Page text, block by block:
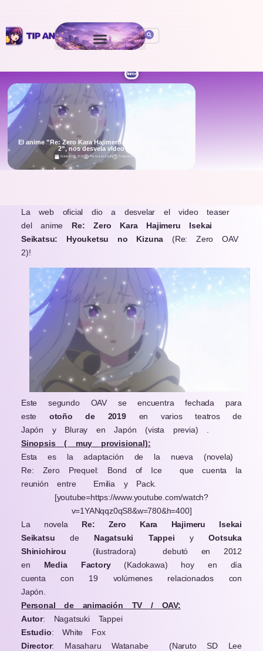
Anime
El anime ”Re: Zero Kara Hajimeru Isekai Seikatsu OAV
2”, nos desvela video teaser
October 29, 2020 Por Isaac León 5 min de Lectura
La web oficial dio a desvelar el video teaser
del anime
Re: Zero Kara Hajimeru Isekai
Seikatsu: Hyouketsu no Kizuna
(Re: Zero OAV
2)!
Este segundo OAV se encuentra fechada para
este otoño de 2019en varios teatros de
Japón y Bluray en Japón (vista previa) .
Sinopsis ( muy provisional):
Esta es la adaptación de la nueva (novela)
Re: Zero Prequel: Bond of Ice
que cuenta la
reunión entre
Emilia y Pack.
[youtube=https://www.youtube.com/watch?
v=1YANqqz0qS8&w=780&h=400]
La novela Re: Zero Kara Hajimeru Isekai
Seikatsu de Nagatsuki Tappei yOotsuka
Shinichirou (ilustradora) debutó en 2012
en Media Factory(Kadokawa) hoy en día
cuenta con 19 volúmenes relacionados con
Japón.
Personal de animación TV / OAV:
Autor: Nagatsuki Tappei
Estudio: White Fox
Director: Masaharu Watanabe
(Naruto SD Lee